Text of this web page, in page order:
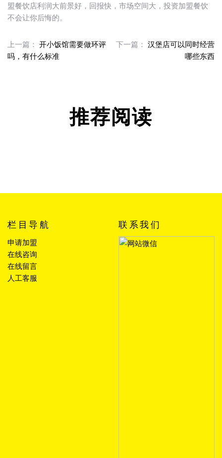
盟餐饮店利润大前景好，回报快，市场空间大，投资加盟餐饮
不会让你后悔的。
上一篇： 开小饭馆需要做环评
吗，有什么标准
下一篇： 汉堡店可以同时经营
哪些东西
推荐阅读
栏目导航
申请加盟
在线咨询
在线留言
人工客服
联系我们